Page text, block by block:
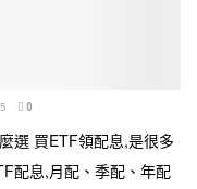
0
選 買ETF領配息,是很多
配息,月配、季配、年配